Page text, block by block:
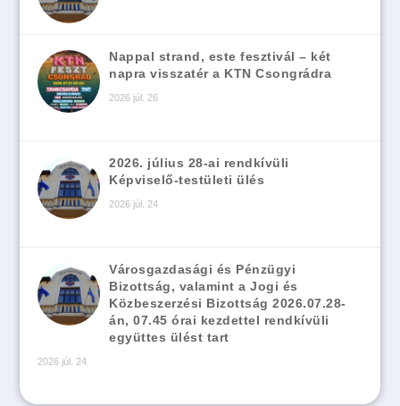
Nappal strand, este fesztivál – két
napra visszatér a KTN Csongrádra
2026 júl. 26
2026. július 28-ai rendkívüli
Képviselő-testületi ülés
2026 júl. 24
Városgazdasági és Pénzügyi
Bizottság, valamint a Jogi és
Közbeszerzési Bizottság 2026.07.28-
án, 07.45 órai kezdettel rendkívüli
együttes ülést tart
2026 júl. 24